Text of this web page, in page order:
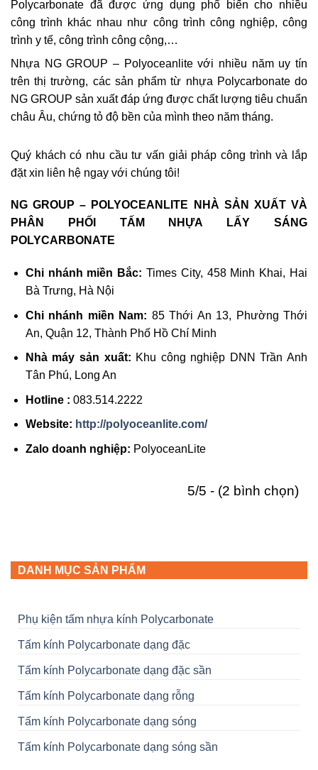
DANH MỤC SẢN PHẨM
Phụ kiện tấm nhựa kính Polycarbonate
Tấm kính Polycarbonate dạng đặc
Tấm kính Polycarbonate dạng đặc sần
Tấm kính Polycarbonate dạng rỗng
Tấm kính Polycarbonate dạng sóng
Tấm kính Polycarbonate dạng sóng sần
Polycarbonate đã được ứng dụng phổ biến cho nhiều
công trình khác nhau như công trình công nghiệp, công
trình y tế, công trình công cộng,…
Nhựa NG GROUP – Polyoceanlite với nhiều năm uy tín
trên thị trường, các sản phẩm từ nhựa Polycarbonate do
NG GROUP sản xuất đáp ứng được chất lượng tiêu chuẩn
châu Âu, chứng tỏ độ bền của mình theo năm tháng.
Quý khách có nhu cầu tư vấn giải pháp công trình và lắp
đặt xin liên hệ ngay với chúng tôi!
NG GROUP – POLYOCEANLITE NHÀ SẢN XUẤT VÀ
PHÂN PHỐI TẤM NHỰA LẤY SÁNG
POLYCARBONATE
Chi nhánh miền Bắc: Times City, 458 Minh Khai, Hai
Bà Trưng, Hà Nội
Chi nhánh miền Nam: 85 Thới An 13, Phường Thới
An, Quận 12, Thành Phố Hồ Chí Minh
Nhà máy sản xuất: Khu công nghiệp DNN Trần Anh
Tân Phú, Long An
Hotline : 083.514.2222
Website: http://polyoceanlite.com/
Zalo doanh nghiệp: PolyoceanLite
5/5 - (2 bình chọn)